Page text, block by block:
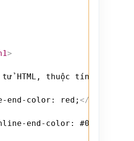
>
tử HTML, thuộc tính
end-color: red; </
end-color: #0000FF;